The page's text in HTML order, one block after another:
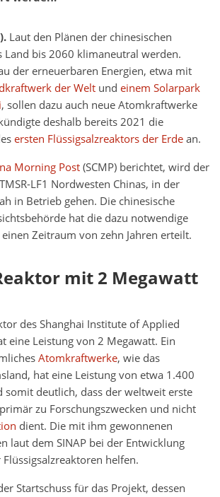
Laut den Plänen der chinesischen
Land bis 2060 klimaneutral werden.
der erneuerbaren Energien, etwa mit
der Welt und einem Solarpark
, sollen dazu auch neue Atomkraftwerke
deshalb bereits 2021 die
ersten Flüssigsalzreaktors der Erdean.
Morning Post(SCMP) berichtet, wird der
LF1 Nordwesten Chinas, in der
in Betrieb gehen. Die chinesische
hat die dazu notwendige
Zeitraum von zehn Jahren erteilt.
mit 2 Megawatt
des Shanghai Institute of Applied
eine Leistung von 2 Megawatt. Ein
Atomkraftwerke, wie das
hat eine Leistung von etwa 1.400
somit deutlich, dass der weltweit erste
zu Forschungszwecken und nicht
dient. Die mit ihm gewonnenen
laut dem SINAP bei der Entwicklung
helfen.
Startschuss für das Projekt, dessen